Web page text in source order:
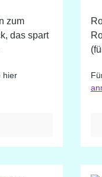
zum
das spart
ist die
Stelle
hier
LB